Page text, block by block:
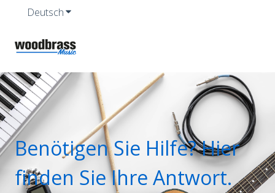
DeutschUntermenü für Übersetzungen anzeigen
Benötigen Sie Hilfe? Hier
finden Sie Ihre Antwort.